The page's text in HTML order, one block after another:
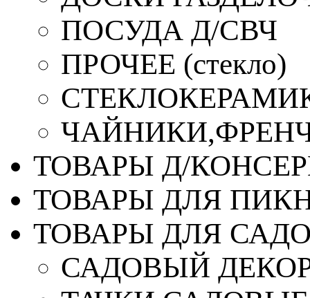
ПОСУДА Д/СВЧ
ПРОЧЕЕ (стекло)
ТОВАРЫ Д/
ТОВАРЫ ДЛЯ
ТОВАРЫ ДЛЯ
САДОВЫЙ